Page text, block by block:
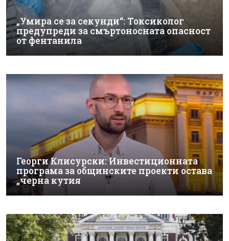
„Умира се за секунди“: Токсиколог
предупреди за смъртоносната опасност
от фентанила
Георги Клисурски: Инвестиционната
програма за общинските проекти остава
„черна кутия